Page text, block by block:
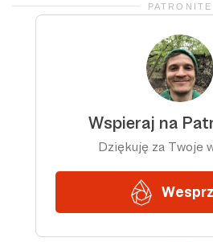
PATRONITE